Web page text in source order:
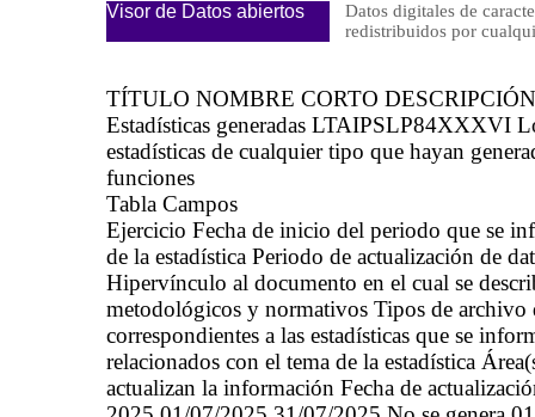
Visor de Datos abiertos
Datos digitales de
redistribuidos por
TÍTULO NOMBRE CORTO DESCRIPCIÓN
Estadísticas generadas LTAIPSLP84XXXVI
estadísticas de cualquier tipo que hayan
funciones
Tabla Campos
Ejercicio Fecha de inicio del periodo que se
de la estadística Periodo de actualización de
Hipervínculo al documento en el cual se
metodológicos y normativos Tipos de archivo
correspondientes a las estadísticas que se
relacionados con el tema de la estadística
actualizan la información Fecha de